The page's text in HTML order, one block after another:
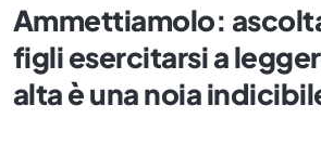
Ammettiamolo:
figli esercitarsi a
alta è una noia